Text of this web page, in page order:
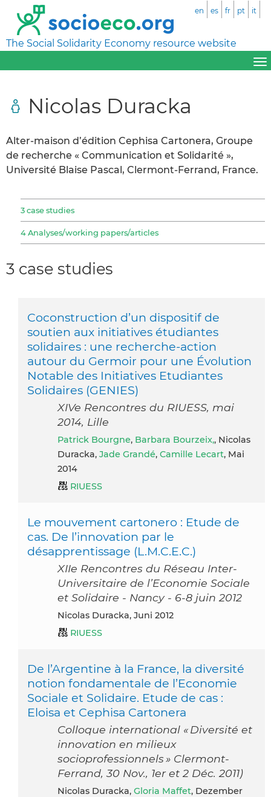
The Social Solidarity Economy resource website
en es fr pt it
Nicolas Duracka
Alter-maison d’édition Cephisa Cartonera, Groupe
de recherche « Communication et Solidarité »,
Université Blaise Pascal, Clermont-Ferrand, France.
3 case studies
4 Analyses/working papers/articles
3 case studies
Coconstruction d’un dispositif de
soutien aux initiatives étudiantes
solidaires : une recherche-­action
autour du Germoir pour une Évolution
Notable des Initiatives Etudiantes
Solidaires (GENIES)
XIVe Rencontres du RIUESS, mai
2014, Lille
Patrick Bourgne, Barbara Bourzeix,, Nicolas
Duracka, Jade Grandé, Camille Lecart, Mai
2014
RIUESS
Le mouvement cartonero : Etude de
cas. De l’innovation par le
désapprentissage (L.M.C.E.C.)
XIIe Rencontres du Réseau Inter-
Universitaire de l’Economie Sociale
et Solidaire - Nancy - 6-8 juin 2012
Nicolas Duracka, Juni 2012
RIUESS
De l’Argentine à la France, la diversité
notion fondamentale de l’Economie
Sociale et Solidaire. Etude de cas :
Eloisa et Cephisa Cartonera
Colloque international « Diversité et
innovation en milieux
socioprofessionnels » Clermont-
Ferrand, 30 Nov., 1er et 2 Déc. 2011)
Nicolas Duracka, Gloria Maffet, Dezember